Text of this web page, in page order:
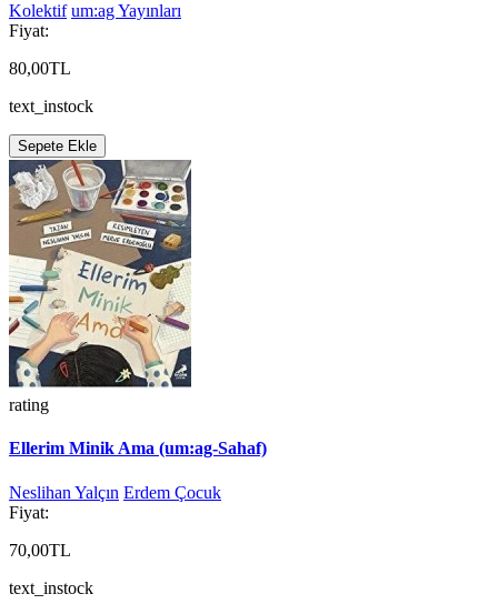
Kolektif um:ag Yayınları
Fiyat:
80,00TL
text_instock
Sepete Ekle
rating
Ellerim Minik Ama (um:ag-Sahaf)
Neslihan Yalçın Erdem Çocuk
Fiyat:
70,00TL
text_instock